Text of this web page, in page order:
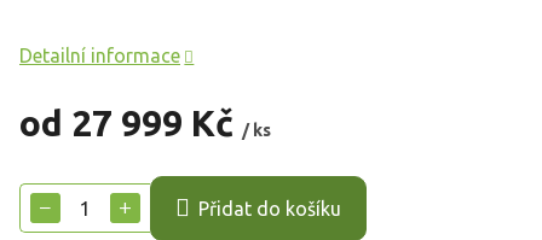
od 27 999 Kč / ks
cena:
+
− Přidat do košíku
Detailní informace